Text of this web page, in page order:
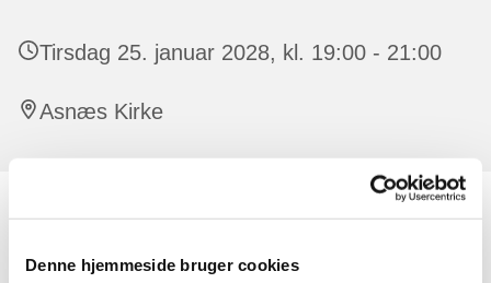
Denne hjemmeside bruger cookies
Tirsdag 25. januar 2028, kl. 19:00 - 21:00
Asnæs Kirke
Der er råd og vejledning at få til strikketøjet. Har man lyst,